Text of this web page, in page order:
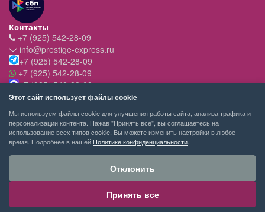
Контакты
+7 (925) 542-28-09
info@prestige-express.ru
+7 (925) 542-28-09
+7 (925) 542-28-09
+7 (925) 542-28-09
Режим работы:
- вт-пт с 11:00 до 20:00
- сб - c 11.00 до 19.00
- вск,пн - выходной
PRESTIGE-EXPRESS сервис покупок © 2026
Этот сайт использует файлы cookie
Мы используем файлы cookie для улучшения работы сайта, анализа трафика и
персонализации контента. Нажав "Принять все", вы соглашаетесь на
использование всех типов cookie. Вы можете изменить настройки в любое
время. Подробнее в нашей Политике конфиденциальности
Отклонить
Принять все